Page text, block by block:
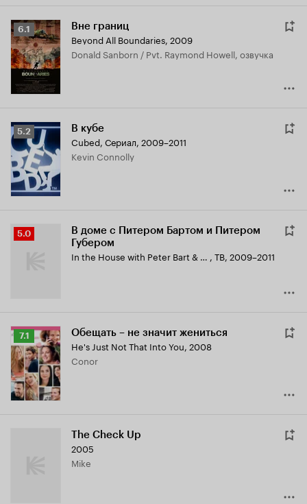
Рейтинг
Кинопоиска
6.1
6.1 Вне границ
Beyond All Boundaries, 2009
Donald Sanborn / Pvt. Raymond Howell, озвучка
Рейтинг
Кинопоиска
5.2
5.2 В кубе
Cubed, Сериал, 2009–2011
Kevin Connolly
Рейтинг
5.0
В доме с Питером Бартом и Питером
Губером
In the House with Peter Bart & Peter Guber , ТВ, 2009–2011
Рейтинг
Кинопоиска
7.1
7.1 Обещать – не значит жениться
He's Just Not That Into You, 2008
Conor
The Check Up
2005
Mike